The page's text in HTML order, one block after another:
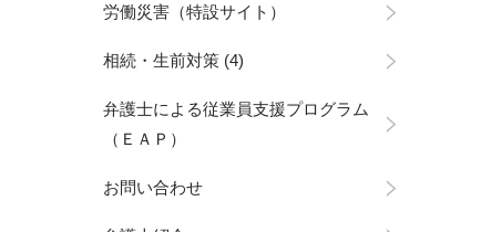
労働災害（特設サイト）
相続・生前対策 (4)
弁護士による従業員支援プログラム
（ＥＡＰ）
お問い合わせ